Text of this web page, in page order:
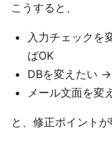
こうすると、
入力チェックを
ばOK
DBを変えたい →
メール文面を変
と、修正ポイントが